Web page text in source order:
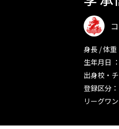
身長 / 体
生年月日
出身校・
登録区分
リーグワ